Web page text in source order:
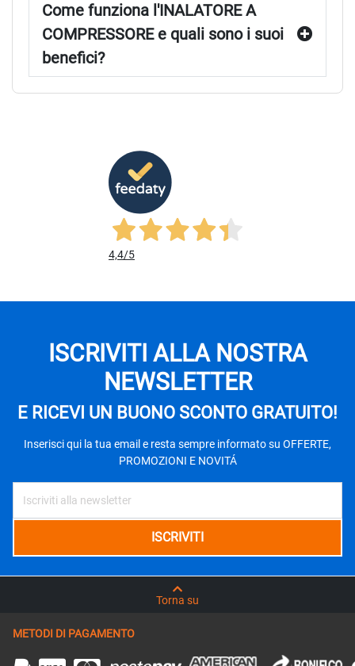
Come funziona l'INALATORE A
COMPRESSORE e quali sono i suoi
benefici?
4,4/5
ISCRIVITI ALLA NOSTRA
NEWSLETTER
E RICEVI UN BUONO SCONTO GRATUITO!
Inserisci qui la tua email e resta sempre informato su OFFERTE,
PROMOZIONI E NOVITÁ
Torna su
METODI DI PAGAMENTO